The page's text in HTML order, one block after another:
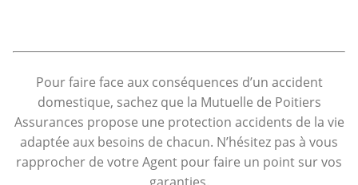
Pour faire face aux conséquences d’un accident
domestique, sachez que la Mutuelle de Poitiers
Assurances propose une protection accidents de la vie
adaptée aux besoins de chacun. N’hésitez pas à vous
rapprocher de votre Agent pour faire un point sur vos